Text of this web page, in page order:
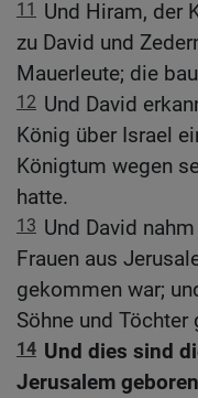
11 Und Hiram, der
zu David und
Mauerleute; die
12 Und David
König über Israel
Königtum wegen
hatte.
13 Und David
Frauen aus
gekommen war;
Söhne und Töchter
14 Und dies sind
Jerusalem